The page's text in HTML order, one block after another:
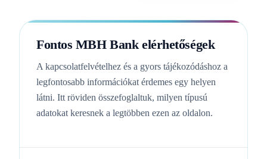
Fontos MBH Bank elérhetőségek
A kapcsolatfelvételhez és a gyors tájékozódáshoz a
legfontosabb információkat érdemes egy helyen
látni. Itt röviden összefoglaltuk, milyen típusú
adatokat keresnek a legtöbben ezen az oldalon.